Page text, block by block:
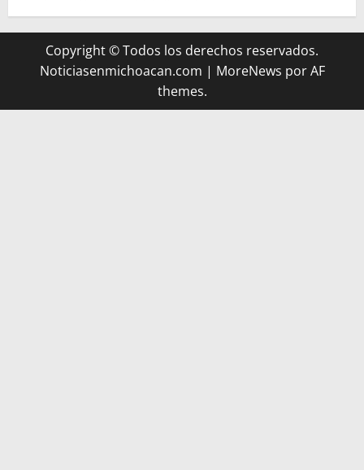
Copyright © Todos los derechos reservados.
Noticiasenmichoacan.com | MoreNews por AF
themes.